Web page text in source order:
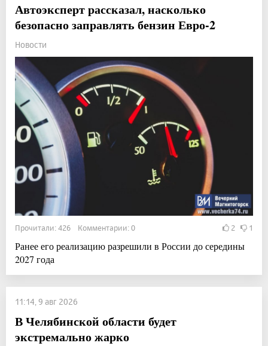
Автоэксперт рассказал, насколько
безопасно заправлять бензин Евро-2
Новости
Прочитали: 426 Комментарии: 0 2 1
Ранее его реализацию разрешили в России до середины
2027 года
11:14, 9 авг 2026
В Челябинской области будет
экстремально жарко